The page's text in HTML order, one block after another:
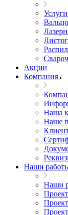
Услуги
Акции
Компания
Наша
Наше
Наши
Наши